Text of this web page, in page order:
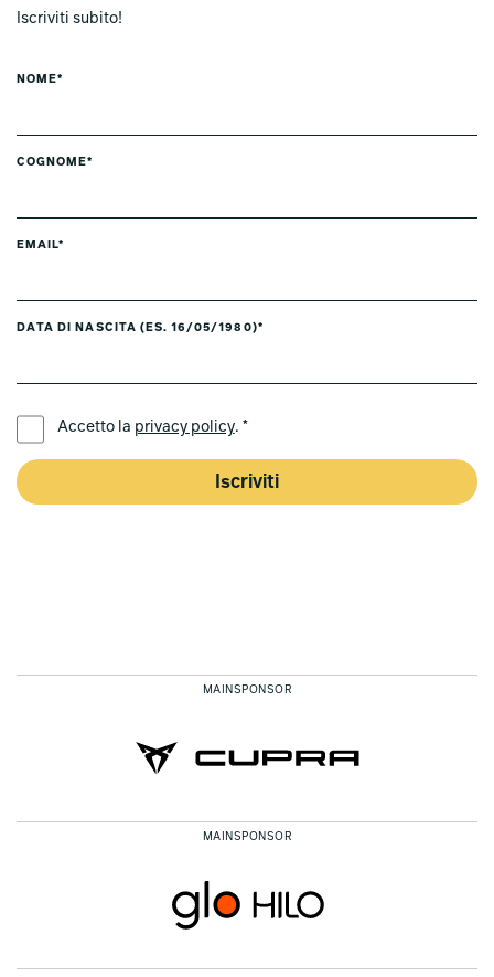
Iscriviti subito!
NOME*
COGNOME*
EMAIL*
DATA DI NASCITA (ES. 16/05/1980)*
Accetto la privacy policy. *
Iscriviti
MAINSPONSOR
MAINSPONSOR